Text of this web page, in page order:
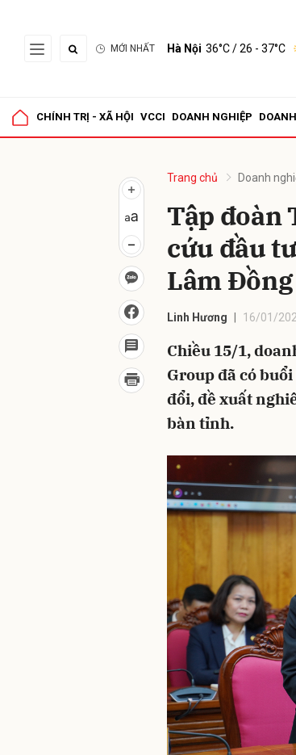
MỚI NHẤT Hà Nội 36°C/ 26 - 37°C
CHÍNH TRỊ - XÃ HỘI VCCI DOANH NGHIỆP
Trang chủ Doanh
Tập đoàn
cứu đầu
Lâm Đồng
Linh Hương 16/01/
Chiều 15/1,
Group đã có
đổi, đề xuất
bàn tỉnh.